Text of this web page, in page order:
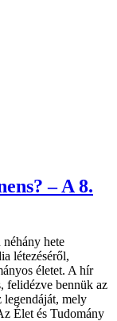
– A 8.
hete
létezéséről,
életet. A hír
felidézve bennük az
mely
Élet és Tudomány